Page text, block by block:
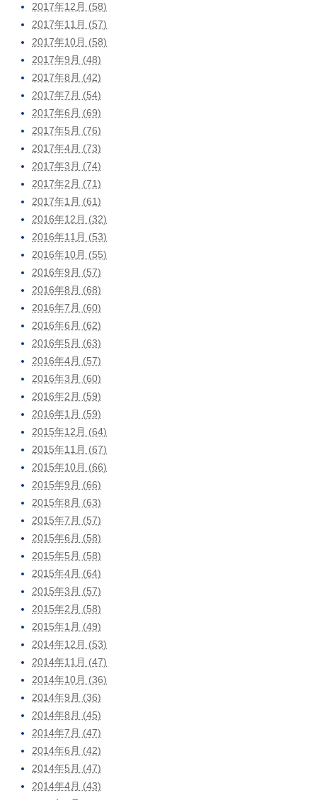
2017年12月 (58)
2017年11月 (57)
2017年10月 (58)
2017年9月 (48)
2017年8月 (42)
2017年7月 (54)
2017年6月 (69)
2017年5月 (76)
2017年4月 (73)
2017年3月 (74)
2017年2月 (71)
2017年1月 (61)
2016年12月 (32)
2016年11月 (53)
2016年10月 (55)
2016年9月 (57)
2016年8月 (68)
2016年7月 (60)
2016年6月 (62)
2016年5月 (63)
2016年4月 (57)
2016年3月 (60)
2016年2月 (59)
2016年1月 (59)
2015年12月 (64)
2015年11月 (67)
2015年10月 (66)
2015年9月 (66)
2015年8月 (63)
2015年7月 (57)
2015年6月 (58)
2015年5月 (58)
2015年4月 (64)
2015年3月 (57)
2015年2月 (58)
2015年1月 (49)
2014年12月 (53)
2014年11月 (47)
2014年10月 (36)
2014年9月 (36)
2014年8月 (45)
2014年7月 (47)
2014年6月 (42)
2014年5月 (47)
2014年4月 (43)